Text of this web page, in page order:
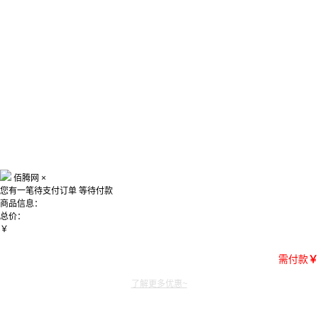
佰腾网 ×
您有一笔待支付订单 等待付款
商品信息：
总价：
￥
需付款￥
了解更多优惠~